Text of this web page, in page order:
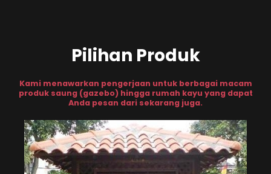
Pilihan Produk
Kami menawarkan pengerjaan untuk berbagai macam
produk saung (gazebo) hingga rumah kayu yang dapat
Anda pesan dari sekarang juga.